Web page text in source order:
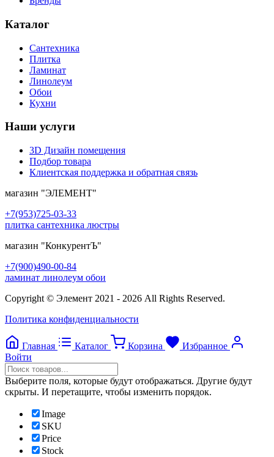
Каталог
Сантехника
Плитка
Ламинат
Линолеум
Обои
Кухни
Наши услуги
3D Дизайн помещения
Подбор товара
Клиентская поддержка и обратная связь
магазин "ЭЛЕМЕНТ"
+7(953)725-03-33
плитка сантехника люстры
магазин "КонкурентЪ"
+7(900)490-00-84
ламинат линолеум обои
Copyright © Элемент 2021 - 2026 All Rights Reserved.
Политика конфиденциальности
Главная Каталог Корзина
Избранное
Войти
Выберите поля, которые будут отображаться. Другие будут
скрыты. И перетащите, чтобы изменить порядок.
Image
SKU
Price
Stock